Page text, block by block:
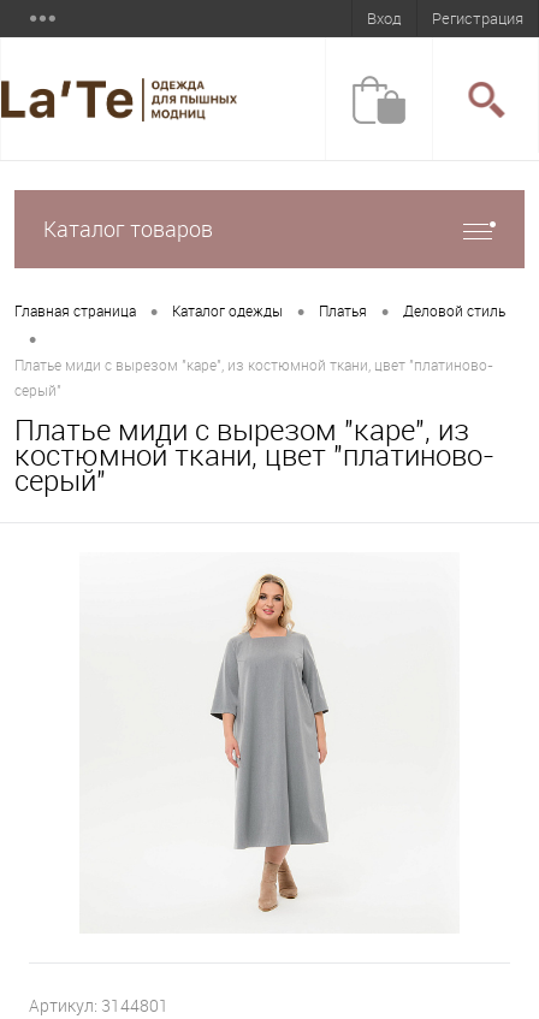
Вход Регистрация
Каталог товаров
Главная страница • Каталог одежды • Платья • Деловой стиль
•
Платье миди с вырезом "каре", из костюмной ткани, цвет "платиново-
серый"
Платье миди с вырезом "каре", из
костюмной ткани, цвет "платиново-
серый"
Артикул: 3144801